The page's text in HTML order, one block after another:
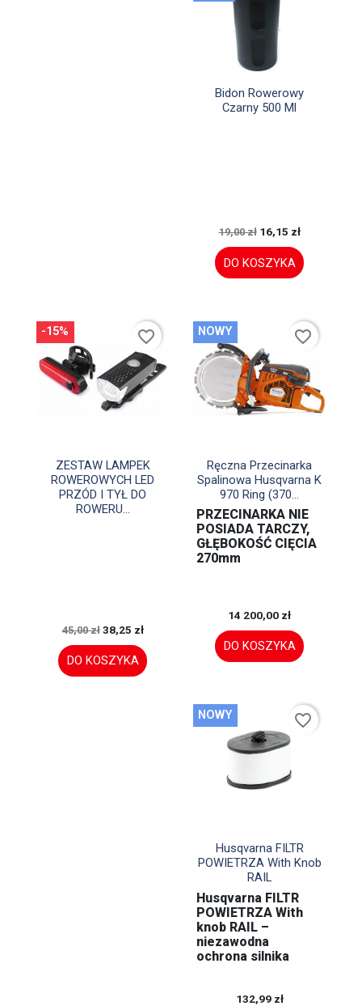
Szybki podgląd
Bidon Rowerowy
Czarny 500 Ml
19,00 zł 16,15 zł
DO KOSZYKA
Szybki podgląd
ZESTAW LAMPEK
ROWEROWYCH LED
PRZÓD I TYŁ DO
ROWERU...
45,00 zł 38,25 zł
DO KOSZYKA
-15% favorite_border
Szybki podgląd
Ręczna Przecinarka
Spalinowa Husqvarna K
970 Ring (370...
PRZECINARKA NIE
POSIADA TARCZY,
GŁĘBOKOŚĆ CIĘCIA
270mm
14 200,00 zł
DO KOSZYKA
NOWY favorite_border
Szybki podgląd
Husqvarna FILTR
POWIETRZA With Knob
RAIL
Husqvarna FILTR
POWIETRZA With
knob RAIL –
niezawodna
ochrona silnika
132,99 zł
NOWY favorite_border